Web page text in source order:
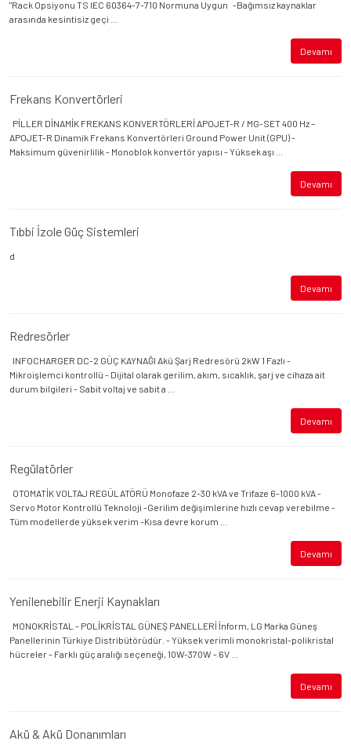
"Rack Opsiyonu TS IEC 60364-7-710 Normuna Uygun -Bağımsız kaynaklar
arasında kesintisiz geçi ...
Devamı
Frekans Konvertörleri
PİLLER DİNAMİK FREKANS KONVERTÖRLERİ APOJET-R / MG-SET 400 Hz –
APOJET-R Dinamik Frekans Konvertörleri Ground Power Unit (GPU) -
Maksimum güvenirlilik - Monoblok konvertör yapısı - Yüksek aşı ...
Devamı
Tıbbi İzole Güç Sistemleri
d
Devamı
Redresörler
INFOCHARGER DC-2 GÜÇ KAYNAĞI Akü Şarj Redresörü 2kW 1 Fazlı -
Mikroişlemci kontrollü - Dijital olarak gerilim, akım, sıcaklık, şarj ve cihaza ait
durum bilgileri - Sabit voltaj ve sabit a ...
Devamı
Regülatörler
OTOMATİK VOLTAJ REGÜLATÖRÜ Monofaze 2-30 kVA ve Trifaze 6-1000 kVA -
Servo Motor Kontrollü Teknoloji -Gerilim değişimlerine hızlı cevap verebilme -
Tüm modellerde yüksek verim -Kısa devre korum ...
Devamı
Yenilenebilir Enerji Kaynakları
MONOKRİSTAL - POLİKRİSTAL GÜNEŞ PANELLERİ İnform, LG Marka Güneş
Panellerinin Türkiye Distribütörüdür. - Yüksek verimli monokristal-polikristal
hücreler - Farklı güç aralığı seçeneği, 10W-370W - 6V ...
Devamı
Akü & Akü Donanımları